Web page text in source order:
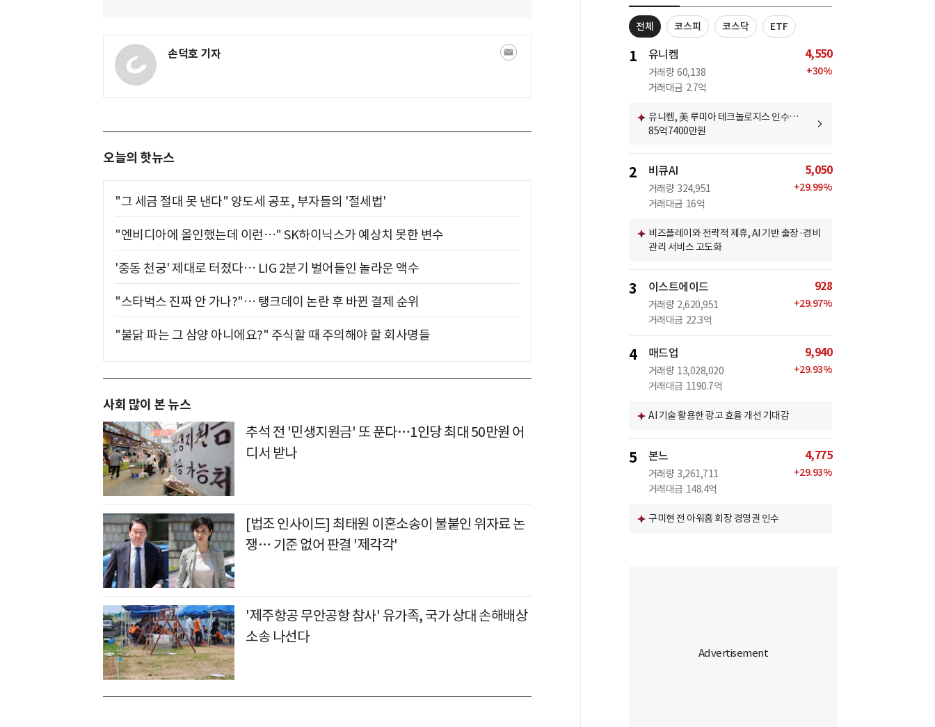
손덕호 기자
오늘의 핫뉴스
"그 세금 절대 못 낸다" 양도세 공포, 부자들의 '절세법'
"엔비디아에 올인했는데 이런…" SK하이닉스가 예상치 못한 변수
'중동 천궁' 제대로 터졌다… LIG 2분기 벌어들인 놀라운 액수
"스타벅스 진짜 안 가나?"… 탱크데이 논란 후 바뀐 결제 순위
"불닭 파는 그 삼양 아니에요?" 주식할 때 주의해야 할 회사명들
사회 많이 본 뉴스
추석 전 '민생지원금' 또 푼다…1인당 최대 50만원 어
디서 받나
[법조 인사이드] 최태원 이혼소송이 불붙인 위자료 논
쟁… 기준 없어 판결 '제각각'
'제주항공 무안공항 참사' 유가족, 국가 상대 손해배상
소송 나선다
전체 코스피 코스닥 ETF
1 유니켐
거래량 60,138
거래대금 2.7억
4,550
+30%
유니켐, 美 루미아 테크놀로지스 인수…
85억7400만원
2 비큐AI
거래량 324,951
거래대금 16억
5,050
+29.99%
비즈플레이와 전략적 제휴, AI 기반 출장·경비
관리 서비스 고도화
3 이스트에이드
거래량 2,620,951
거래대금 22.3억
928
+29.97%
4 매드업
거래량 13,028,020
거래대금 1190.7억
9,940
+29.93%
AI 기술 활용한 광고 효율 개선 기대감
5 본느
거래량 3,261,711
거래대금 148.4억
4,775
+29.93%
구미현 전 아워홈 회장 경영권 인수